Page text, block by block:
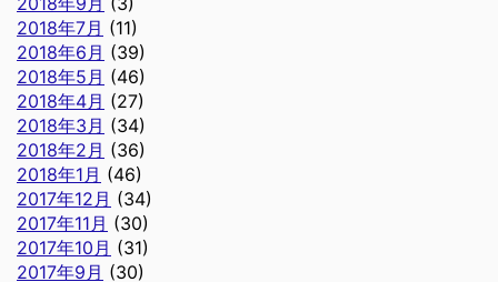
2018年7月 (11)
2018年6月 (39)
2018年5月 (46)
2018年4月 (27)
2018年3月 (34)
2018年2月 (36)
2018年1月 (46)
2017年12月 (34)
2017年11月 (30)
2017年10月 (31)
2017年9月 (30)